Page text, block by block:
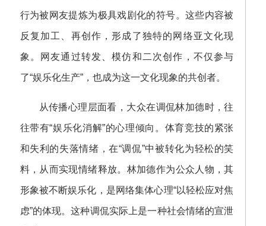
行为被网友提炼为极具戏剧化的符号。这些内容被
反复加工、再创作，形成了独特的网络亚文化现
象。网友通过转发、模仿和二次创作，不仅参与
了“娱乐化生产”，也成为这一文化现象的共创者。
从传播心理层面看，大众在调侃林加德时，往
往带有“娱乐化消解”的心理倾向。体育竞技的紧张
和失利的失落情绪，在“调侃”中被转化为轻松的笑
料，从而实现情绪释放。林加德作为公众人物，其
形象被不断娱乐化，是网络集体心理“以轻松应对焦
虑”的体现。这种调侃实际上是一种社会情绪的宣泄